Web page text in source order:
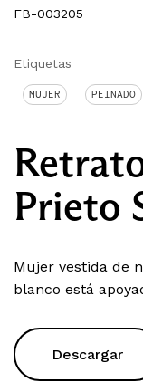
FB-003205
Etiquetas
MUJER PEINADO
Prieto
Mujer vestida de
blanco está
Descargar